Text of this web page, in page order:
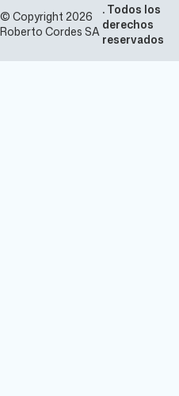
© Copyright 2026
Roberto Cordes SA
. Todos los
derechos
reservados